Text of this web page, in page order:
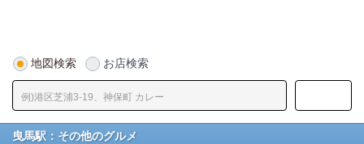
地図検索 お店検索
曳馬駅：その他のグルメ